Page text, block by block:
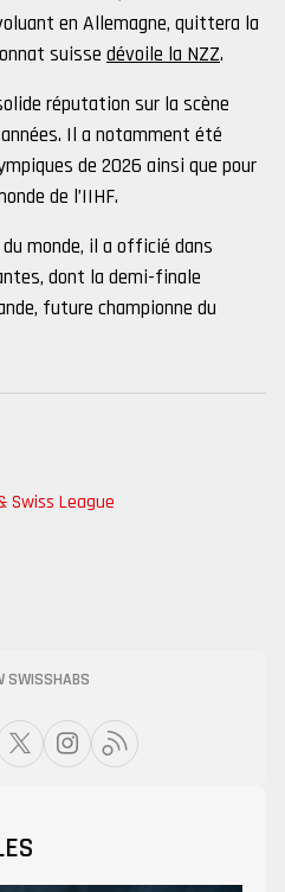
en Allemagne, quittera la
suisse dévoile la NZZ.
réputation sur la scène
Il a notamment été
de 2026 ainsi que pour
de l’IIHF.
monde, il a officié dans
dont la demi-finale
future championne du
Swiss League
SWISSHABS